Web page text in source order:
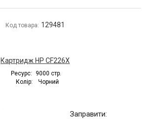
Код товара: 129481
Картридж HP CF226X
Ресурс:
9000 стр.
Колір:
Чорний
Заправити: